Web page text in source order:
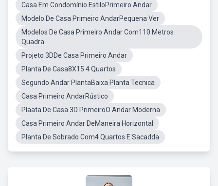
Casa Em Condomínio EstiloPrimeiro Andar
Modelo De Casa Primeiro AndarPequena Ver
Modelos De Casa Primeiro Andar Com110 Metros
Quadra
Projeto 3DDe Casa Primeiro Andar
Planta De Casa8X15 4 Quartos
Segundo Andar PlantaBaixa Planta Tecnica
Casa Primeiro AndarRústico
Plaata De Casa 3D PrimeiroO Andar Moderna
Casa Primeiro Andar DeManeira Horizontal
Planta De Sobrado Com4 Quartos E Sacadda